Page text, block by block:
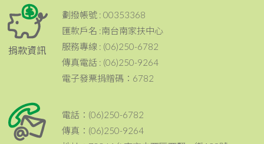
捐款資訊
劃撥帳號 : 00353368
匯款戶名 :南台南家扶中心
服務專線 : (06)250-6782
傳真電話 : (06)250-9264
電子發票捐贈碼：6782
電話：(06)250-6782
傳真：(06)250-9264